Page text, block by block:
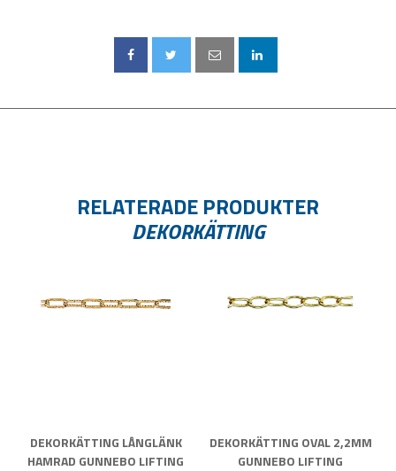
RELATERADE PRODUKTER
DEKORKÄTTING
DEKORKÄTTING LÅNGLÄNK
HAMRAD GUNNEBO LIFTING
DEKORKÄTTING OVAL 2,2MM
GUNNEBO LIFTING